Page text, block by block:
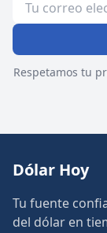
Respetamos tu
Dólar Hoy
Tu fuente
del dólar en